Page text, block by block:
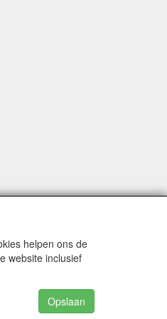
helpen ons de
website inclusief
Opslaan